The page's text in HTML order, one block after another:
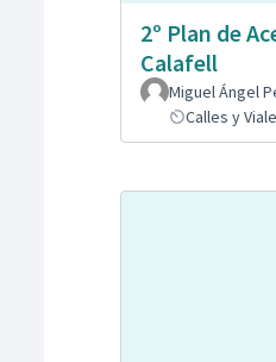
2º Plan de
Calafell
Miguel Ángel
Calles y